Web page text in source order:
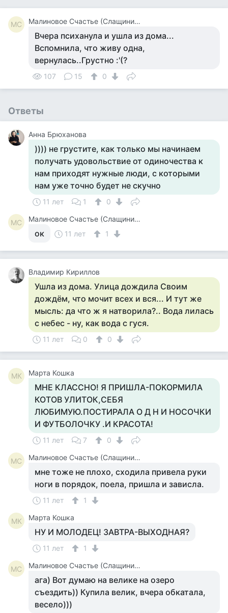
МС Малиновое Счастье (Слащинина)
Вчера психанула и ушла из дома...
Вспомнила, что живу одна,
вернулась..Грустно :'(?
107 15 0
Ответы
Анна Брюханова
)))) не грустите, как только мы начинаем
получать удовольствие от одиночества к
нам приходят нужные люди, с которыми
нам уже точно будет не скучно
11 лет 1 0
МС Малиновое Счастье (Слащинина)
ок 11 лет 1
Владимир Кириллов
Ушла из дома. Улица дождила Своим
дождём, что мочит всех и вся... И тут же
мысль: да что ж я натворила?.. Вода лилась
с небес - ну, как вода с гуся.
11 лет 0 0
МК Марта Кошка
МНЕ КЛАССНО! Я ПРИШЛА-ПОКОРМИЛА
КОТОВ УЛИТОК,СЕБЯ
ЛЮБИМУЮ.ПОСТИРАЛА О Д Н И НОСОЧКИ
И ФУТБОЛОЧКУ .И КРАСОТА!
11 лет 7 0
МС Малиновое Счастье (Слащинина)
мне тоже не плохо, сходила привела руки
ноги в порядок, поела, пришла и зависла.
11 лет 1
МК Марта Кошка
НУ И МОЛОДЕЦ! ЗАВТРА-ВЫХОДНАЯ?
11 лет 1
МС Малиновое Счастье (Слащинина)
ага) Вот думаю на велике на озеро
съездить)) Купила велик, вчера обкатала,
весело)))